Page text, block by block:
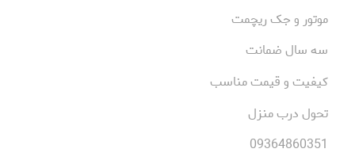
موتور و جک ریچمت
سه سال ضمانت
کیفیت و قیمت مناسب
تحول درب منزل
09364860351